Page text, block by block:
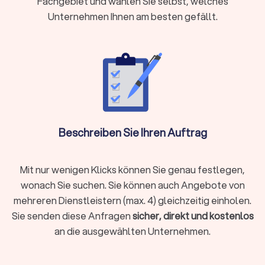
Berater für Sie tätig werden:
Versicherungen
Baufinanzierung, Hypotheken & Immobilien
Unternehmensberatung & Finanzierung
Der Finanzberater für Versicherungen weiß durch die
Schilderung Ihrer Lebens- und Finanzsituation die besten
Tierhalterhaftpflicht: Bei einem unabhängigen
Versicherungsberater in Sömmerda sind Sie in den besten
Baufinanzierung, Hypotheken & Immobilien
Unternehmen Ihnen am besten gefällt.
Beschreiben Sie Ihren Auftrag
Mit nur wenigen Klicks können Sie genau festlegen,
wonach Sie suchen. Sie können auch Angebote von
mehreren Dienstleistern (max. 4) gleichzeitig einholen.
Sie senden diese Anfragensicher, direkt und kostenlos
an die ausgewählten Unternehmen.